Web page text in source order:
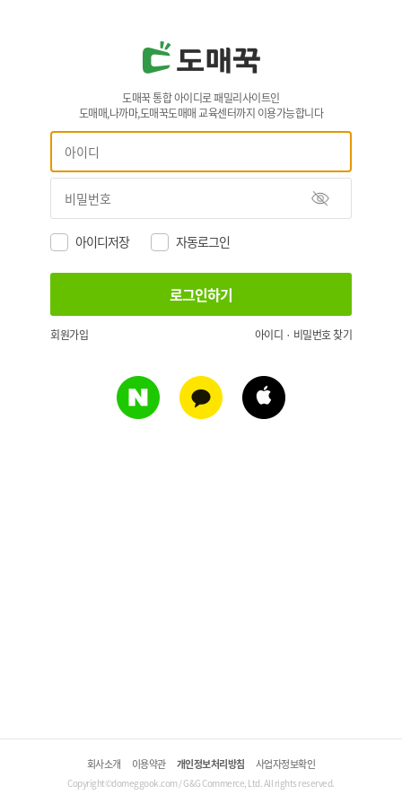
도매꾹 통합 아이디로 패밀리사이트인
도매매,나까마,도매꾹도매매 교육센터까지 이용가능합니다
아이디저장 자동로그인
회원가입 아이디 · 비밀번호 찾기
회사소개 이용약관 개인정보처리방침 사업자정보확인
Copyright©domeggook.com / G&G Commerce, Ltd. All rights reserved.